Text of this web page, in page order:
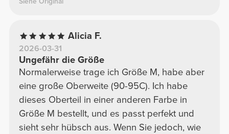
Alicia F.
2026-03-31
Ungefähr die Größe
Normalerweise trage ich Größe M, habe aber
eine große Oberweite (90-95C). Ich habe
dieses Oberteil in einer anderen Farbe in
Größe M bestellt, und es passt perfekt und
sieht sehr hübsch aus. Wenn Sie jedoch, wie